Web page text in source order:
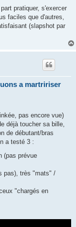
pratiquer, s'exercer
faciles que d'autres,
(slapshot par
a martririser
pas encore vue)
déjà toucher sa bille,
de débutant/bras
a testé 3 :
(pas prévue
pas), très "mats" /
"chargés en